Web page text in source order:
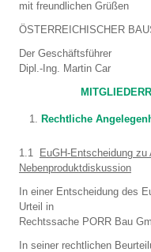
mit freundlichen Grüßen
ÖSTERREICHISCHER
Der Geschäftsführer
Dipl.-Ing. Martin Car
Rechtliche
1.1
EuGH-Entscheidung zu
Nebenproduktdiskussion
In einer Entscheidung des
Urteil in
Rechtssache PORR Bau
In seiner rechtlichen